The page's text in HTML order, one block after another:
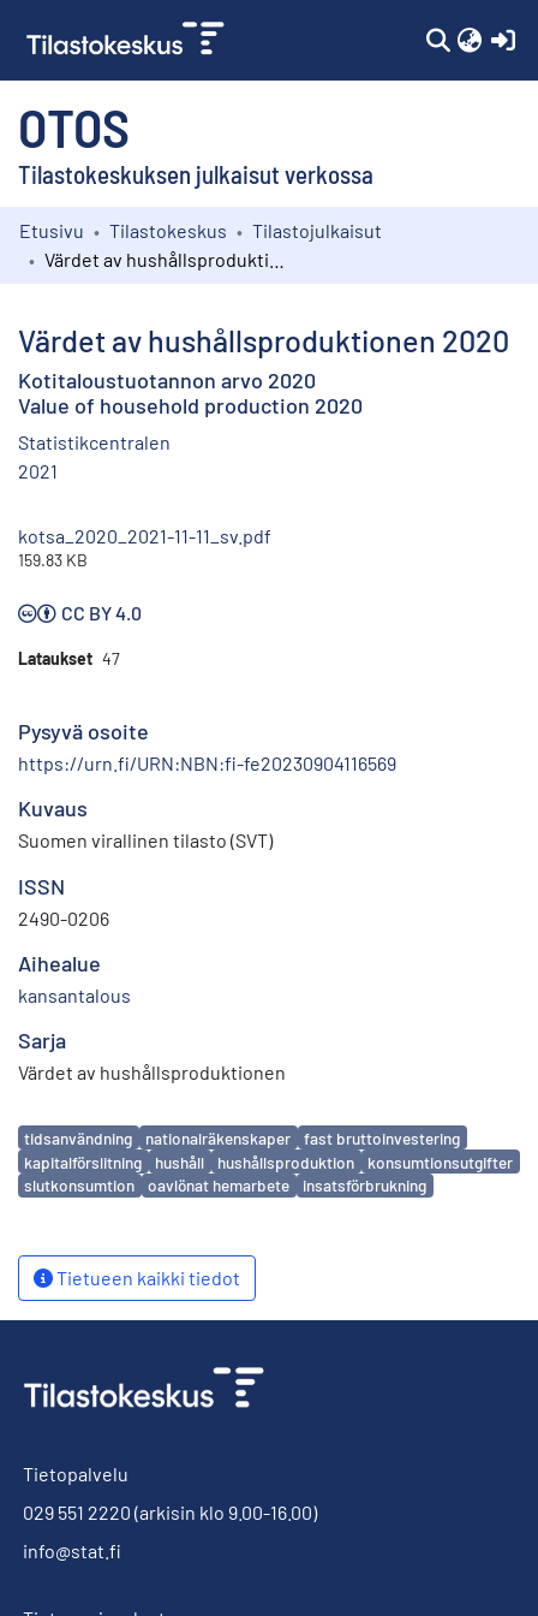
OTOS
Tilastokeskuksen julkaisut verkossa
Kokoelmat
Etusivu Tilastokeskus
Tilastojulkaisut
Värdet av hushållsproduktionen 2020
Kotitaloustuotannon arvo 2020
Value of household production 2020
Statistikcentralen
2021
kotsa_2020_2021-11-11_sv.pdf
159.83 KB
CC BY 4.0
Lataukset 47
Pysyvä osoite
https://urn.fi/URN:NBN:fi-fe20230904116569
Kuvaus
Suomen virallinen tilasto (SVT)
ISSN
2490-0206
Aihealue
kansantalous
Sarja
Värdet av hushållsproduktionen
Avainsanat
tidsanvändning nationalräkenskaper
fast bruttoinvestering
kapitalförslitning
hushåll hushållsproduktion
konsumtionsutgifter
slutkonsumtion
oavlönat hemarbete insatsförbrukning
Tietueen kaikki tiedot
Tietopalvelu
029 551 2220 (arkisin klo 9.00-16.00)
info@stat.fi